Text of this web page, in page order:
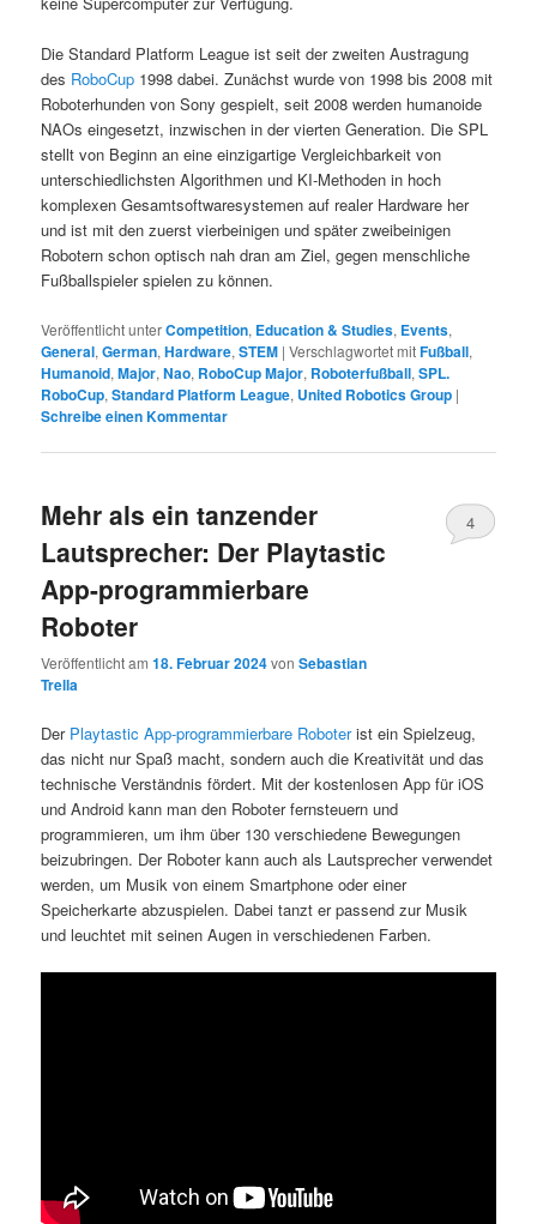
Die Standard Platform League ist seit der zweiten Austragung
des RoboCup 1998 dabei. Zunächst wurde von 1998 bis 2008 mit
Roboterhunden von Sony gespielt, seit 2008 werden humanoide
NAOs eingesetzt, inzwischen in der vierten Generation. Die SPL
stellt von Beginn an eine einzigartige Vergleichbarkeit von
unterschiedlichsten Algorithmen und KI-Methoden in hoch
komplexen Gesamtsoftwaresystemen auf realer Hardware her
und ist mit den zuerst vierbeinigen und später zweibeinigen
Robotern schon optisch nah dran am Ziel, gegen menschliche
Fußballspieler spielen zu können.
Veröffentlicht unterCompetition, Education & Studies, Events,
General,German,Hardware,STEM |Verschlagwortet mitFußball,
Humanoid,Major,Nao, RoboCup Major, Roboterfußball,SPL.
RoboCup,Standard Platform League, United Robotics Group |
Schreibe einen Kommentar
Mehr als ein tanzender
Lautsprecher: Der Playtastic
App-programmierbare
Roboter
Veröffentlicht am18. Februar 2024vonSebastian
Trella
4
Der Playtastic App-programmierbare Roboterist ein Spielzeug,
das nicht nur Spaß macht, sondern auch die Kreativität und das
technische Verständnis fördert. Mit der kostenlosen App für iOS
und Android kann man den Roboter fernsteuern und
programmieren, um ihm über 130 verschiedene Bewegungen
beizubringen. Der Roboter kann auch als Lautsprecher verwendet
werden, um Musik von einem Smartphone oder einer
Speicherkarte abzuspielen. Dabei tanzt er passend zur Musik
und leuchtet mit seinen Augen in verschiedenen Farben.